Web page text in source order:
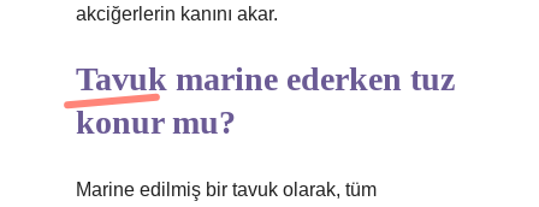
akciğerlerin kanını akar.
Tavuk marine ederken tuz
konur mu?
Marine edilmiş bir tavuk olarak, tüm